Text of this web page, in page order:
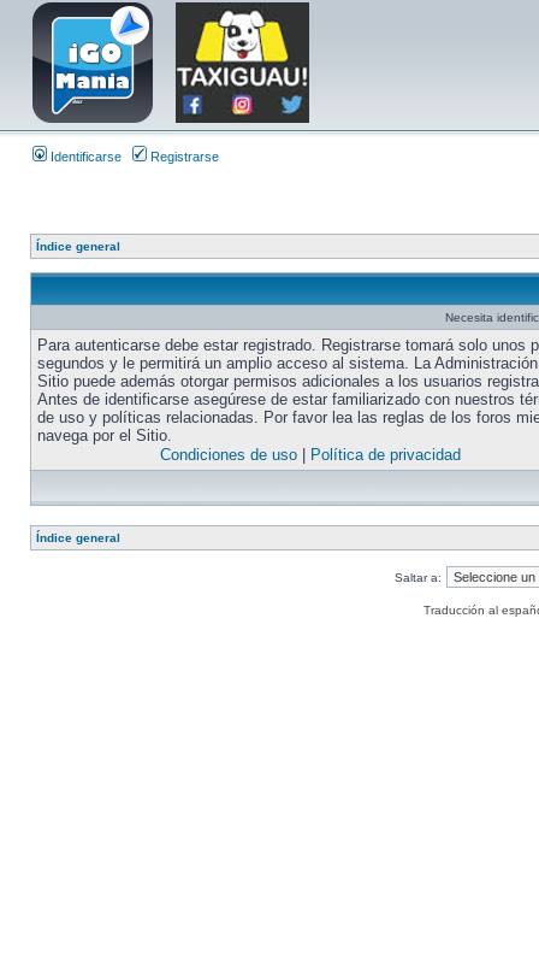
Identificarse Registrarse
Índice general
Necesita
Para autenticarse debe estar registrado. Registrarse tomará solo unos
segundos y le permitirá un amplio acceso al sistema. La
Sitio puede además otorgar permisos adicionales a los usuarios
Antes de identificarse asegúrese de estar familiarizado con nuestros
de uso y políticas relacionadas. Por favor lea las reglas de los foros
navega por el Sitio.
Condiciones de uso| Política de privacidad
Índice general
Saltar a:
Traducción al